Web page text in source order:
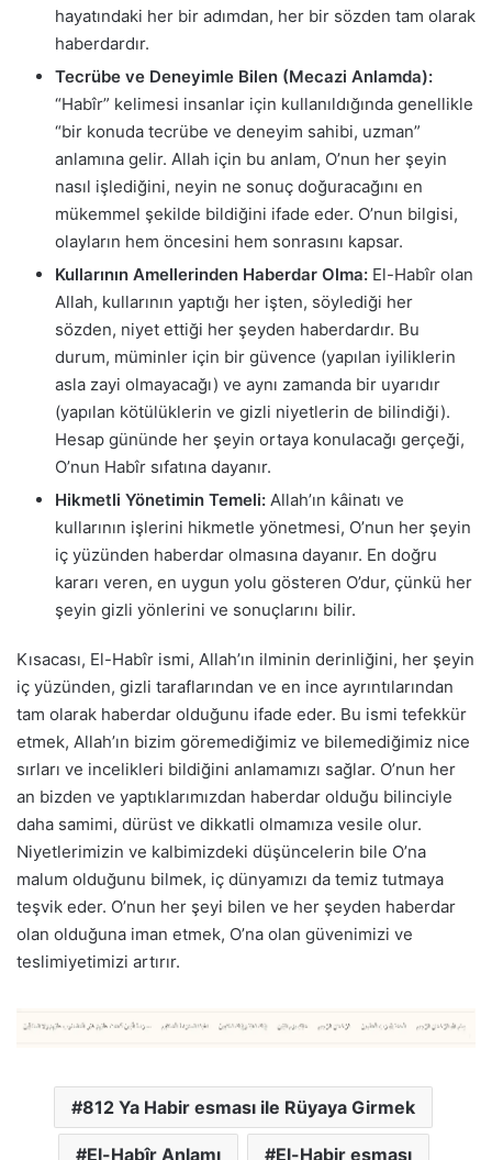
hayatındaki her bir adımdan, her bir sözden tam olarak
haberdardır.
Tecrübe ve Deneyimle Bilen (Mecazi Anlamda):
“Habîr” kelimesi insanlar için kullanıldığında genellikle
“bir konuda tecrübe ve deneyim sahibi, uzman”
anlamına gelir. Allah için bu anlam, O’nun her şeyin
nasıl işlediğini, neyin ne sonuç doğuracağını en
mükemmel şekilde bildiğini ifade eder. O’nun bilgisi,
olayların hem öncesini hem sonrasını kapsar.
Kullarının Amellerinden Haberdar Olma: El-Habîr olan
Allah, kullarının yaptığı her işten, söylediği her
sözden, niyet ettiği her şeyden haberdardır. Bu
durum, müminler için bir güvence (yapılan iyiliklerin
asla zayi olmayacağı) ve aynı zamanda bir uyarıdır
(yapılan kötülüklerin ve gizli niyetlerin de bilindiği).
Hesap gününde her şeyin ortaya konulacağı gerçeği,
O’nun Habîr sıfatına dayanır.
Hikmetli Yönetimin Temeli: Allah’ın kâinatı ve
kullarının işlerini hikmetle yönetmesi, O’nun her şeyin
iç yüzünden haberdar olmasına dayanır. En doğru
kararı veren, en uygun yolu gösteren O’dur, çünkü her
şeyin gizli yönlerini ve sonuçlarını bilir.
Kısacası, El-Habîr ismi, Allah’ın ilminin derinliğini, her şeyin
iç yüzünden, gizli taraflarından ve en ince ayrıntılarından
tam olarak haberdar olduğunu ifade eder. Bu ismi tefekkür
etmek, Allah’ın bizim göremediğimiz ve bilemediğimiz nice
sırları ve incelikleri bildiğini anlamamızı sağlar. O’nun her
an bizden ve yaptıklarımızdan haberdar olduğu bilinciyle
daha samimi, dürüst ve dikkatli olmamıza vesile olur.
Niyetlerimizin ve kalbimizdeki düşüncelerin bile O’na
malum olduğunu bilmek, iç dünyamızı da temiz tutmaya
teşvik eder. O’nun her şeyi bilen ve her şeyden haberdar
olan olduğuna iman etmek, O’na olan güvenimizi ve
teslimiyetimizi artırır.
812 Ya Habir esması ile Rüyaya Girmek
El-Habîr Anlamı El-Habir esması